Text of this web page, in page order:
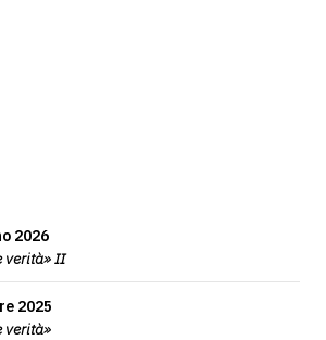
2026
verità» II
2025
verità»